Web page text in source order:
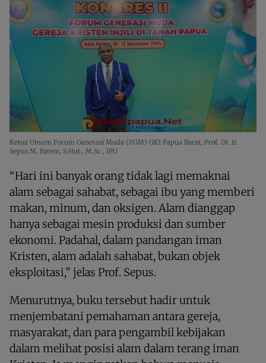
Ketua Umum Forum Generasi Muda (FGM) GKI Papua Barat, Prof. Dr. Ir.
Sepus M. Fatem, S.Hut., M.Sc., IPU
“Hari ini banyak orang tidak lagi memaknai
alam sebagai sahabat, sebagai ibu yang memberi
makan, minum, dan oksigen. Alam dianggap
hanya sebagai mesin produksi dan sumber
ekonomi. Padahal, dalam pandangan iman
Kristen, alam adalah sahabat, bukan objek
eksploitasi,” jelas Prof. Sepus.
Menurutnya, buku tersebut hadir untuk
menjembatani pemahaman antara gereja,
masyarakat, dan para pengambil kebijakan
dalam melihat posisi alam dalam terang iman